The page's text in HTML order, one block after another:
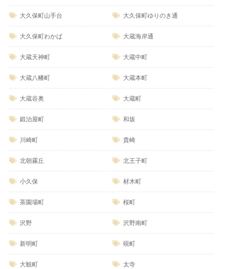
大久保町山手台 大久保町ゆりのき通
大久保町わかば 大蔵海岸通
大蔵天神町 大蔵中町
大蔵八幡町 大蔵本町
大蔵谷奥 大蔵町
鍛治屋町 和坂
川崎町 貴崎
北朝霧丘 北王子町
小久保 材木町
茶園場町 桜町
沢野 沢野南町
新明町 硯町
大観町 太寺